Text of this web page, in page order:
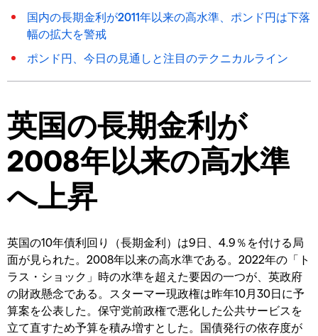
国内の長期金利が2011年以来の高水準、ポンド円は下落
幅の拡大を警戒
ポンド円、今日の見通しと注目のテクニカルライン
英国の長期金利が
2008年以来の高水準
へ上昇
英国の10年債利回り（長期金利）は9日、4.9％を付ける局
面が見られた。2008年以来の高水準である。2022年の「ト
ラス・ショック」時の水準を超えた要因の一つが、英政府
の財政懸念である。スターマー現政権は昨年10月30日に予
算案を公表した。保守党前政権で悪化した公共サービスを
立て直すため予算を積み増すとした。国債発行の依存度が